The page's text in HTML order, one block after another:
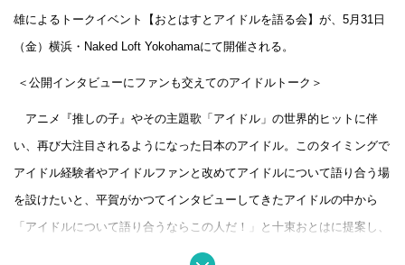
雄によるトークイベント【おとはすとアイドルを語る会】が、5月31日
（金）横浜・Naked Loft Yokohamaにて開催される。
＜公開インタビューにファンも交えてのアイドルトーク＞
アニメ『推しの子』やその主題歌「アイドル」の世界的ヒットに伴
い、再び大注目されるようになった日本のアイドル。このタイミングで
アイドル経験者やアイドルファンと改めてアイドルについて語り合う場
を設けたいと、平賀がかつてインタビューしてきたアイドルの中から
「アイドルについて語り合うならこの人だ！」と十束おとはに提案し、
このイベントは実現することになった。